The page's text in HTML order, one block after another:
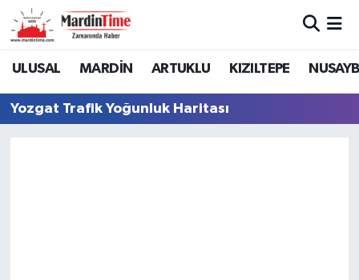
ULUSAL MARDİN ARTUKLU KIZILTEPE
Yozgat Trafik Yoğunluk Haritası
Mardin Nöbetçi Eczaneler
Mardin Hava Durumu